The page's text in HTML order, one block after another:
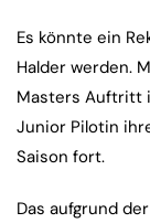
Es könnte ein
Halder werden.
Masters Auftritt
Junior Pilotin
Saison fort.
Das aufgrund